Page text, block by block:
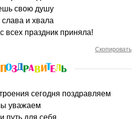
свою душу
слава и хвала
всех праздник приняла!
Скопировать
сегодня поздравляем
уважаем
путь для себя,